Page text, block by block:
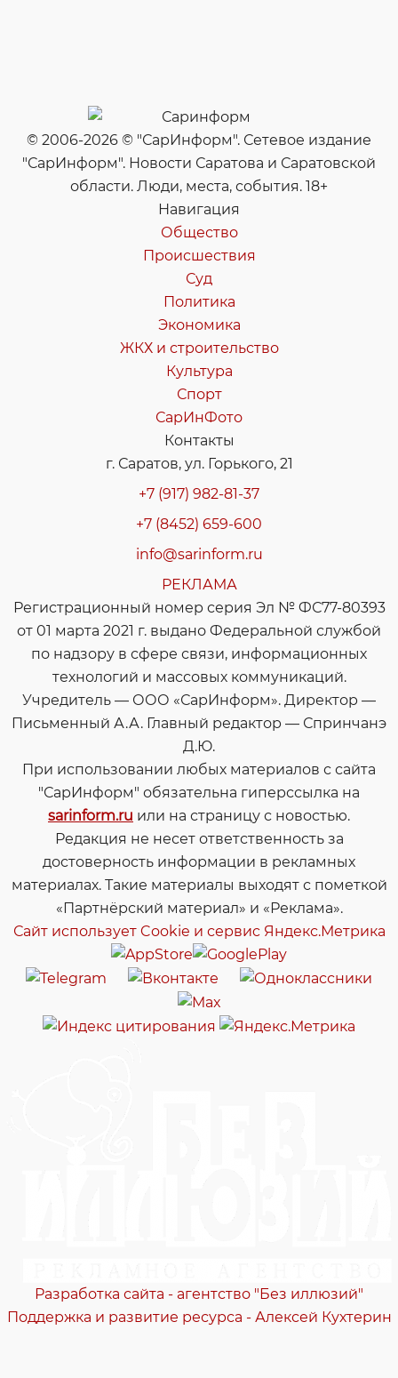
© 2006-2026 © "СарИнформ". Сетевое издание
"СарИнформ". Новости Саратова и Саратовской
области. Люди, места, события. 18+
Навигация
Общество
Происшествия
Суд
Политика
Экономика
ЖКХ и строительство
Культура
Спорт
СарИнФото
Контакты
г. Саратов, ул. Горького, 21
+7 (917) 982-81-37
+7 (8452) 659-600
info@sarinform.ru
РЕКЛАМА
Регистрационный номер серия Эл № ФС77-80393
от 01 марта 2021 г. выдано Федеральной службой
по надзору в сфере связи, информационных
технологий и массовых коммуникаций.
Учредитель — ООО «СарИнформ». Директор —
Письменный А.А. Главный редактор — Спринчанэ
Д.Ю.
При использовании любых материалов с сайта
"СарИнформ" обязательна гиперссылка на
sarinform.ru или на страницу с новостью.
Редакция не несет ответственность за
достоверность информации в рекламных
материалах. Такие материалы выходят с пометкой
«Партнёрский материал» и «Реклама».
Сайт использует Cookie и сервиc Яндекс.Метрика
Разработка сайта - агентство "Без иллюзий"
Поддержка и развитие ресурса - Алексей Кухтерин